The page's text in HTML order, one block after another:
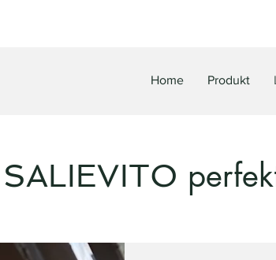
Home Produkt
SALIEVITO